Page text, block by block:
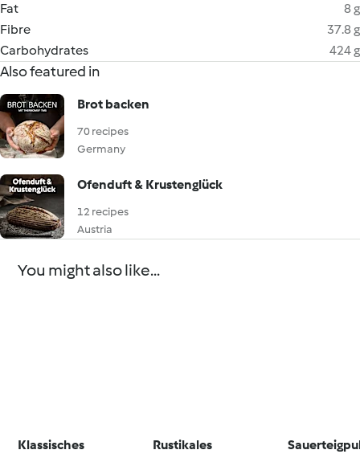
Fat
8 g
Fibre
37.8 g
Carbohydrates
424 g
Also featured in
Brot backen
70 recipes
Germany
Ofenduft & Krustenglück
12 recipes
Austria
You might also like...
Klassisches
Rustikales